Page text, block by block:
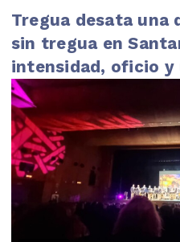
Tregua desata una
sin tregua en
intensidad, oficio y
imparable